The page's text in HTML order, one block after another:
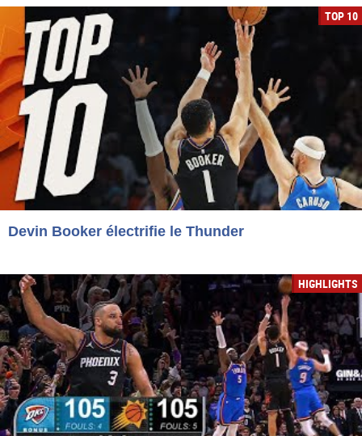
TOP 10
Devin Booker électrifie le Thunder
HIGHLIGHTS